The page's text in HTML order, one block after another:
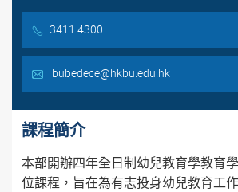
3411 4300
bubedece@hkbu.edu.hk
課程簡介
本部開辦四年全日制幼兒教育學教育
位課程，旨在為有志投身幼兒教育工